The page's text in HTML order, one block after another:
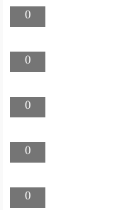
0
0
0
0
0